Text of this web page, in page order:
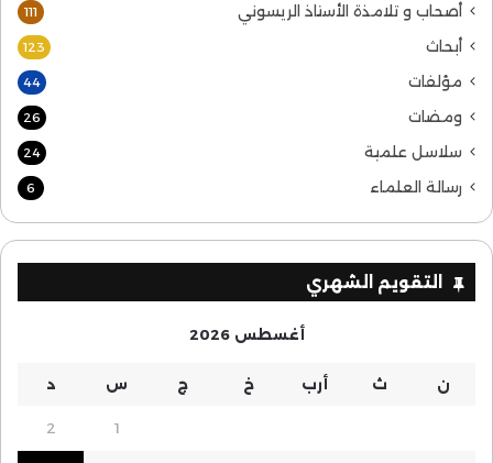
أصحاب و تلامذة الأستاذ الريسوني 111
أبحاث 123
مؤلفات 44
ومضات 26
سلاسل علمية 24
رسالة العلماء 6
التقويم الشهري
أغسطس 2026
ن ث أرب خ ج س د
1
2